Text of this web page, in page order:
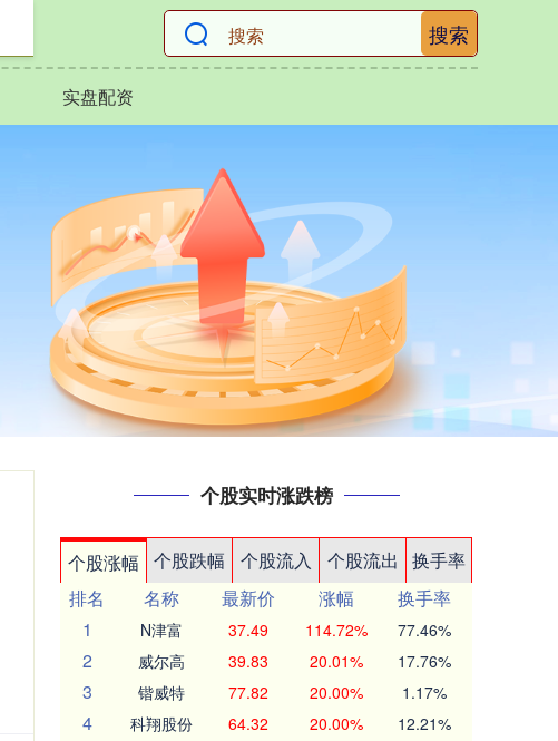
搜索
实盘配资
个股实时涨跌榜
个股涨幅 个股跌幅 个股流入 个股流出
换手率
排名
名称 最新价 涨幅
换手率
1
N津富 37.49 114.72% 77.46%
2 威尔高 39.83 20.01% 17.76%
3 锴威特 77.82 20.00% 1.17%
4 科翔股份 64.32 20.00% 12.21%